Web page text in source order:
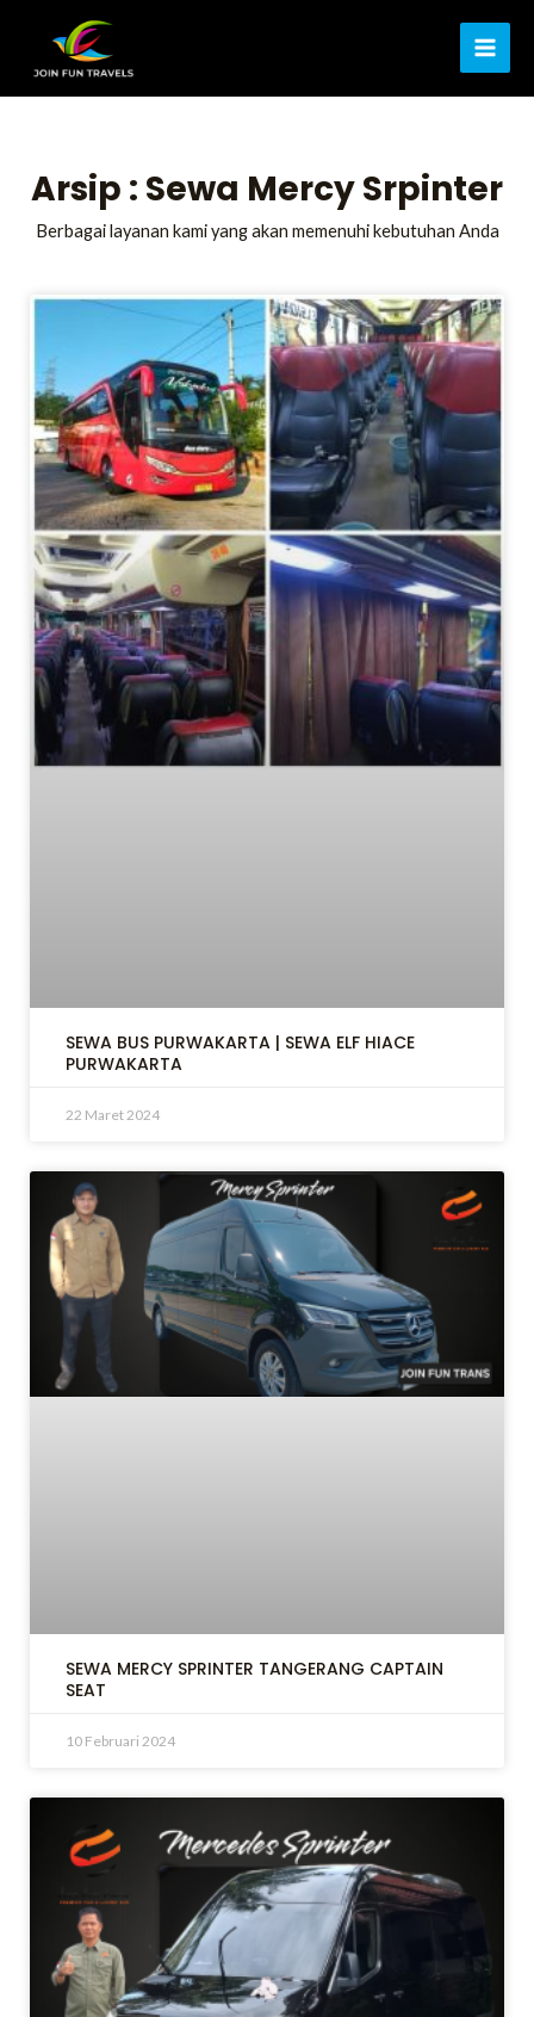
konten
Arsip : Sewa Mercy Srpinter
Berbagai layanan kami yang akan memenuhi kebutuhan Anda
SEWA BUS PURWAKARTA | SEWA ELF HIACE
PURWAKARTA
22 Maret 2024
SEWA MERCY SPRINTER TANGERANG CAPTAIN
SEAT
10 Februari 2024